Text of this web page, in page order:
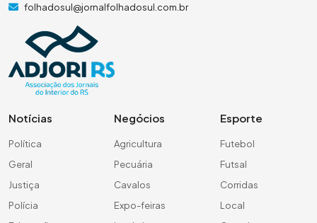
folhadosul@jornalfolhadosul.com.br
Notícias
Política
Geral
Justiça
Polícia
Negócios
Agricultura
Pecuária
Cavalos
Expo-feiras
Esporte
Futebol
Futsal
Corridas
Local